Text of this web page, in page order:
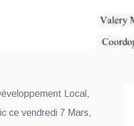
Local,
ce vendredi 7 Mars,